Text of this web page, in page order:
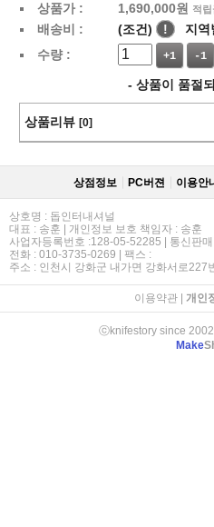
상품가 : 1,690,000원 적
배송비 : (조건) ! 지역
수량 :
+1 -1
- 상품이 품절
상품리뷰 [0]
상점정보 PC버젼 이용안
상호명 : 돕인터내셔널
대표 : 송훈 | 개인정보 보호 책임자 : 송훈
사업자등록번호 :128-05-52285 | 통신판
전화 : 010-3735-0269 | 팩스 :
주소 : 인천시 강화군 내가면 강화서로227
이용약관| 개인
ⓒknifestory since 2002
Make